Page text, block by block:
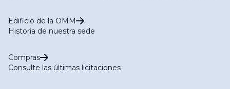
Edificio de la OMM
Historia de nuestra sede
Compras
Consulte las últimas licitaciones